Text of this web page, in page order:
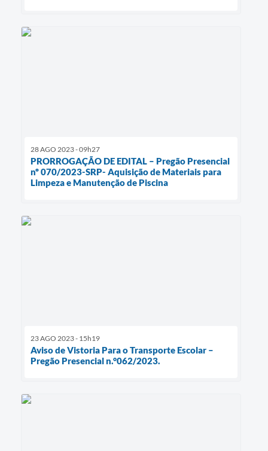
28 AGO 2023 - 09h27
PRORROGAÇÃO DE EDITAL – Pregão Presencial
nº 070/2023-SRP- Aquisição de Materiais para
Limpeza e Manutenção de Piscina
23 AGO 2023 - 15h19
Aviso de Vistoria Para o Transporte Escolar –
Pregão Presencial n.°062/2023.